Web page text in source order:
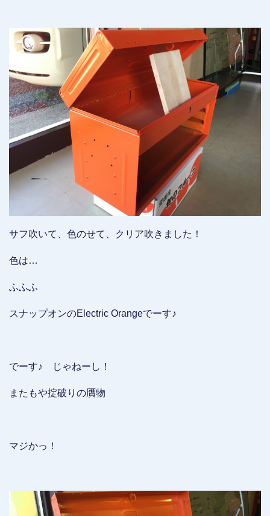
サフ吹いて、色のせて、クリア吹きました！
色は…
ふふふ
スナップオンのElectric Orangeでーす♪
でーす♪ じゃねーし！
またもや掟破りの贋物
マジかっ！